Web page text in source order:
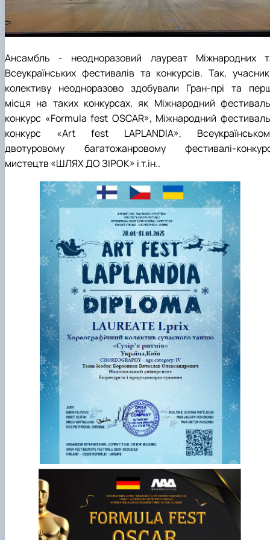
Ансамбль - неодноразовий лауреат Міжнародних
Всеукраїнських фестивалів та конкурсів. Так,
колективу неодноразово здобували Гран-прі та
місця на таких конкурсах, як Міжнародний
конкурс «Formula fest OSCAR», Міжнародний
конкурс «Art fest LAPLANDIA»,
двотуровому багатожанровому фестивалі-
мистецтв «ШЛЯХ ДО ЗІРОК» і т.ін..